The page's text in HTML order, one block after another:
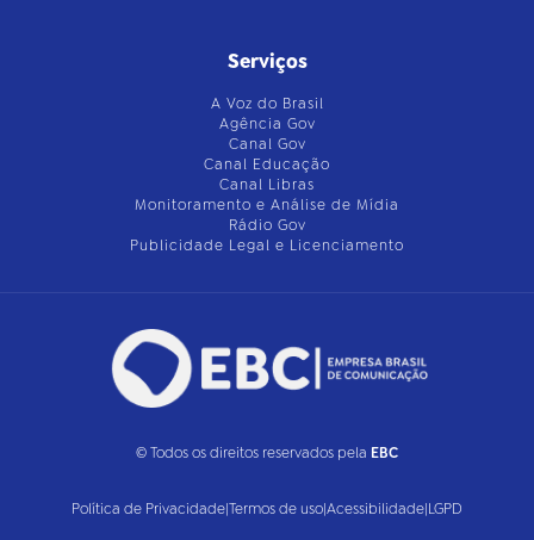
Serviços
A Voz do Brasil
Agência Gov
Canal Gov
Canal Educação
Canal Libras
Monitoramento e Análise de Mídia
Rádio Gov
Publicidade Legal e Licenciamento
© Todos os direitos reservados pela EBC
Política de Privacidade|Termos de uso|Acessibilidade|LGPD